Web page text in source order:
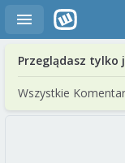
Przeglądasz tylko
Wszystkie